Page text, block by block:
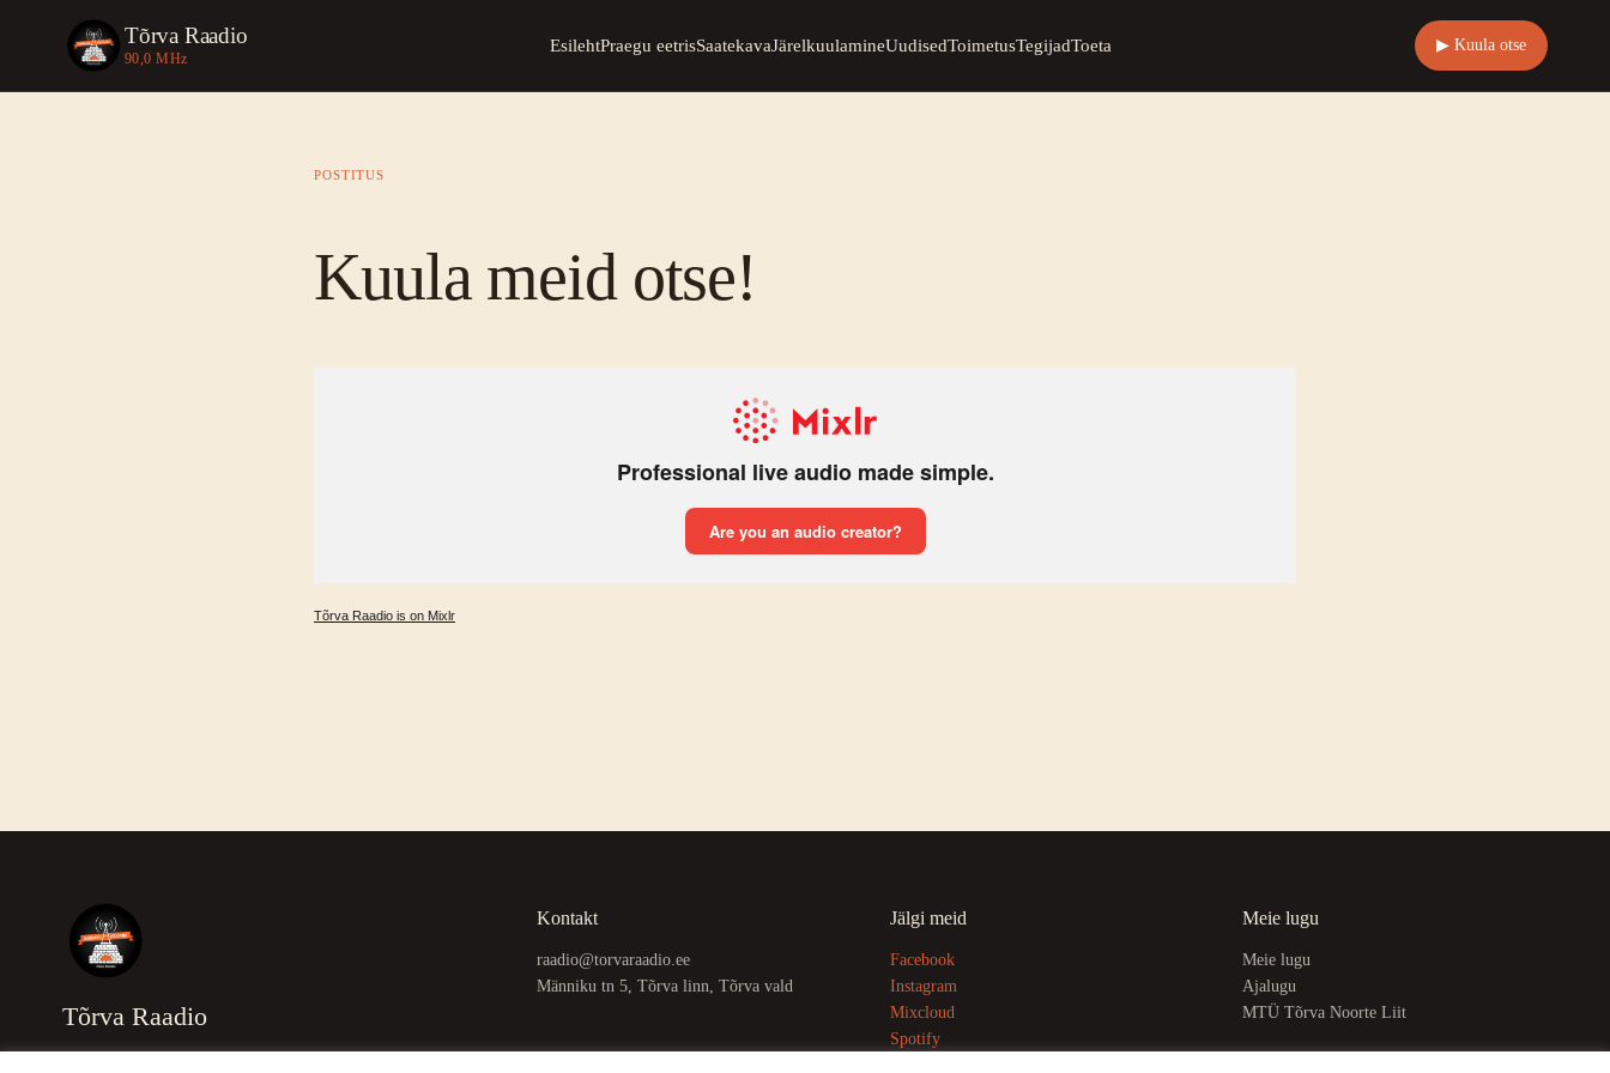
Tõrva Raadio
90,0 MHz
EsilehtPraegu eetrisSaatekavaJärelkuulamineUudisedToimetusTegijadToeta ▶ Kuula otse
POSTITUS
Kuula meid otse!
Tõrva Raadio is on Mixlr
Tõrva Raadio
Kontakt
raadio@torvaraadio.ee
Männiku tn 5, Tõrva linn, Tõrva vald
Jälgi meid
Facebook
Instagram
Mixcloud
Spotify
Meie lugu
Meie lugu
Ajalugu
MTÜ Tõrva Noorte Liit